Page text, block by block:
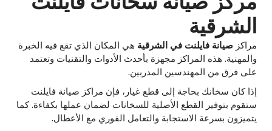
الشرقية
مراكز صيانة فايلنت في الشرقية هي المكان الذي تقع فيه الخبرة
والمهنية. هذه المراكز مجهزة بأحدث الأدوات والتقنيات وتعتمد
على فرق من المهندسين المدربين.
إذا كان سخانك بحاجة إلى قطع غيار، فإن مراكز صيانة فايلنت
ستقوم بتوفير القطع الأصلية للسخانات لضمان عملها بكفاءة. كما
يتميزون بسرعة الاستجابة والتعامل الفوري مع الأعطال.